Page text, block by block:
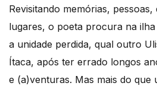
Revisitando memórias,
lugares, o poeta procura na
a unidade perdida, qual outro
Ítaca, após ter errado longos
e (a)venturas. Mas mais do que